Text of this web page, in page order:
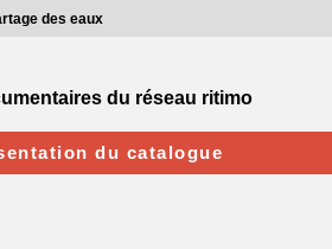
des eaux
du réseau ritimo
du catalogue